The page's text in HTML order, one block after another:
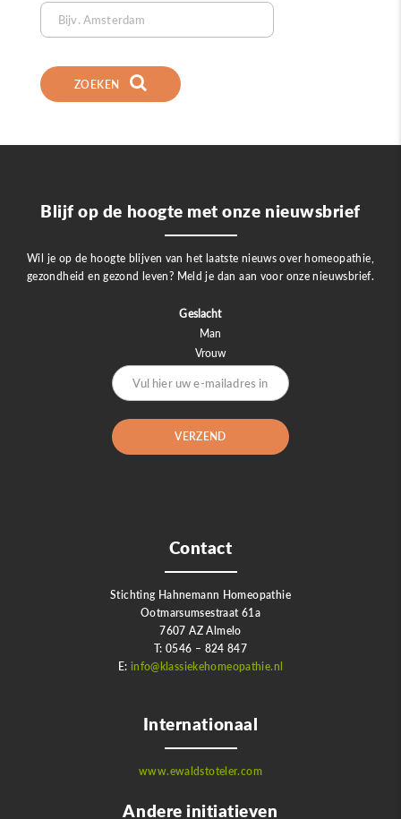
ZOEKEN
Contact
Stichting Hahnemann Homeopathie
Ootmarsumsestraat 61a
7607 AZ Almelo
T: 0546 – 824 847
E: info@klassiekehomeopathie.nl
Internationaal
www.ewaldstoteler.com
Andere initiatieven
Blijf op de hoogte met onze nieuwsbrief
Wil je op de hoogte blijven van het laatste nieuws over homeopathie,
gezondheid en gezond leven? Meld je dan aan voor onze nieuwsbrief.
Geslacht
Man
Vrouw